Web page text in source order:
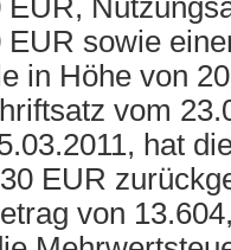
EUR sowie
in Höhe von
vom
hat
EUR
von